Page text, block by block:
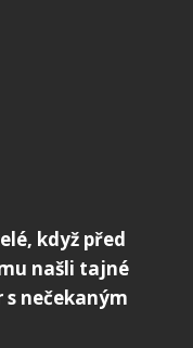
když před
našli tajné
nečekaným